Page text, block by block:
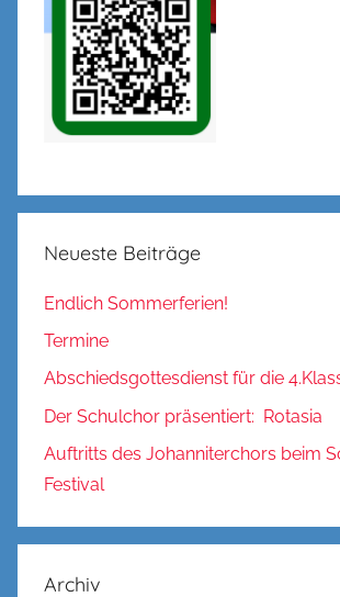
Neueste Beiträge
Endlich Sommerferien!
Termine
Abschiedsgottesdienst für die
Der Schulchor präsentiert: Rotasia
Auftritts des Johanniterchors beim
Festival
Archiv